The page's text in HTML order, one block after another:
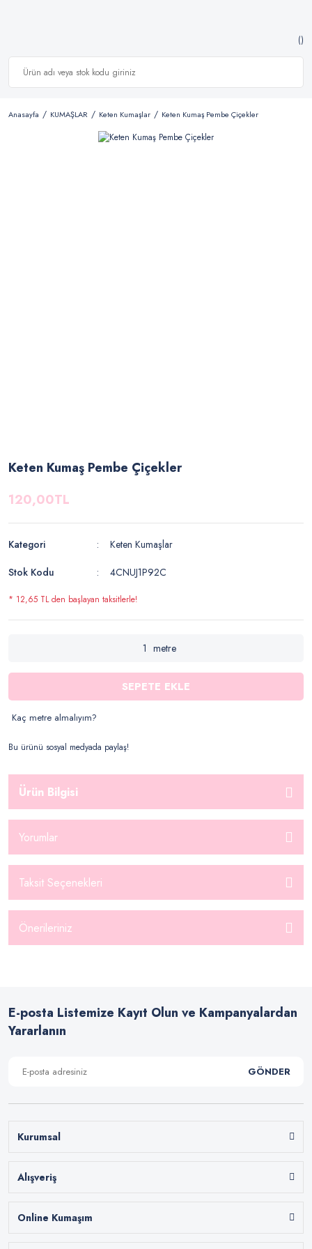
Anasayfa KUMAŞLAR Keten Kumaşlar Keten Kumaş Pembe Çiçekler
Keten Kumaş Pembe Çiçekler
120,00TL
Kategori
Keten Kumaşlar
Stok Kodu
4CNUJ1P92C
* 12,65 TL den başlayan taksitlerle!
metre
SEPETE EKLE
Kaç metre almalıyım?
Bu ürünü sosyal medyada paylaş!
Ürün Bilgisi
Yorumlar
Taksit Seçenekleri
Önerileriniz
E-posta Listemize Kayıt Olun ve Kampanyalardan
Yararlanın
GÖNDER
Kurumsal
Alışveriş
Online Kumaşım